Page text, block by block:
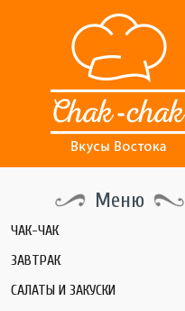
Меню
ЧАК-ЧАК
ЗАВТРАК
САЛАТЫ И ЗАКУСКИ